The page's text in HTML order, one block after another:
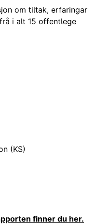
om tiltak, erfaringar
i alt 15 offentlege
(KS)
finner du her.